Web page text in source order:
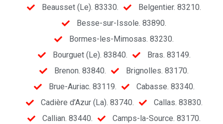
Beausset (Le). 83330.
Belgentier. 83210.
Besse-sur-Issole. 83890.
Bormes-les-Mimosas. 83230.
Bourguet (Le). 83840.
Bras. 83149.
Brenon. 83840.
Brignolles. 83170.
Brue-Auriac. 83119.
Cabasse. 83340.
Cadière d’Azur (La). 83740.
Callas. 83830.
Callian. 83440.
Camps-la-Source. 83170.